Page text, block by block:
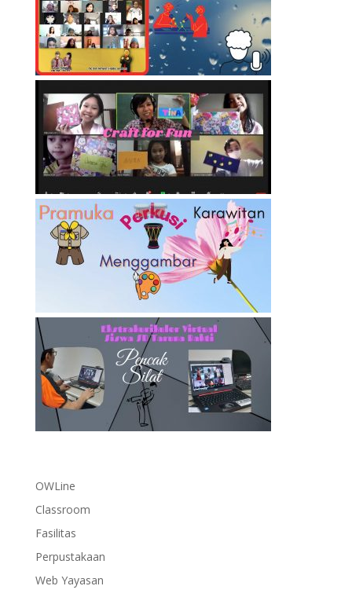
OWLine
Classroom
Fasilitas
Perpustakaan
Web Yayasan